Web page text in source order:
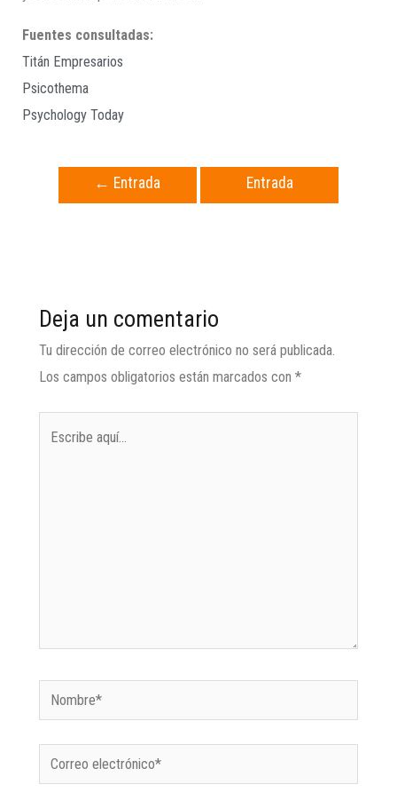
Fuentes consultadas:
Titán Empresarios
Psicothema
Psychology Today
← Entrada
Entrada
Deja un comentario
Tu dirección de correo electrónico no será publicada.
Los campos obligatorios están marcados con *